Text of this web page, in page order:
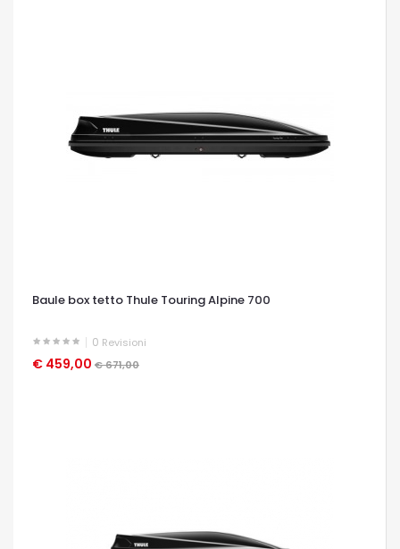
Baule box tetto Thule Touring Alpine 700
0 Revisioni
€ 459,00 € 671,00
OCCHIATA VELOCE